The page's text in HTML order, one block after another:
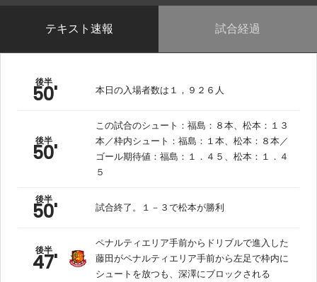
テキスト速報 試合経過
後半
47'
ペナルティエリア手前からドリブルで進入した
藤田がペナルティエリア手前から左足で枠内に
シュートを放つも、深澤にブロックされる
後半
50' 試合終了。１－３で松本が勝利
後半
50'
この試合のシュート：福島：８本、松本：１３
本／枠内シュート：福島：１本、松本：８本／
ゴール期待値：福島：１．４５、松本：１．４
５
後半
50' 本日の入場者数は１，９２６人